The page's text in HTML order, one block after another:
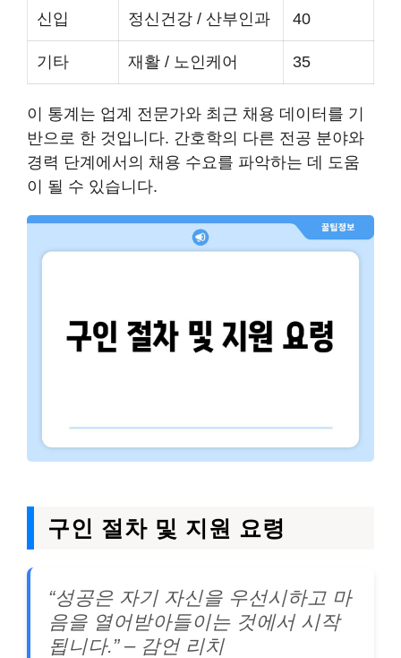
신입 정신건강 / 산부인과 40
기타 재활 / 노인케어 35
이 통계는 업계 전문가와 최근 채용 데이터를 기
반으로 한 것입니다. 간호학의 다른 전공 분야와
경력 단계에서의 채용 수요를 파악하는 데 도움
이 될 수 있습니다.
구인 절차 및 지원 요령
“성공은 자기 자신을 우선시하고 마
음을 열어받아들이는 것에서 시작
됩니다.” – 감언 리치